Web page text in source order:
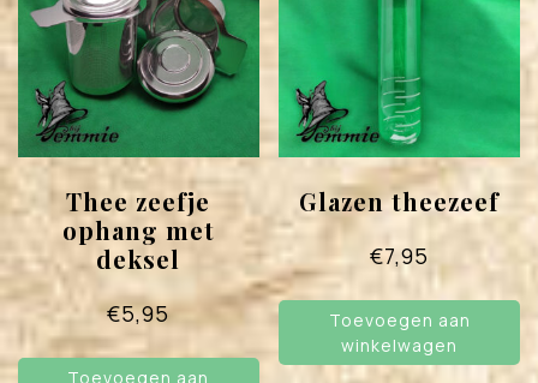
Thee zeefje
ophang met
deksel
€5,95
Toevoegen aan
Glazen theezeef
€7,95
Toevoegen aan
winkelwagen